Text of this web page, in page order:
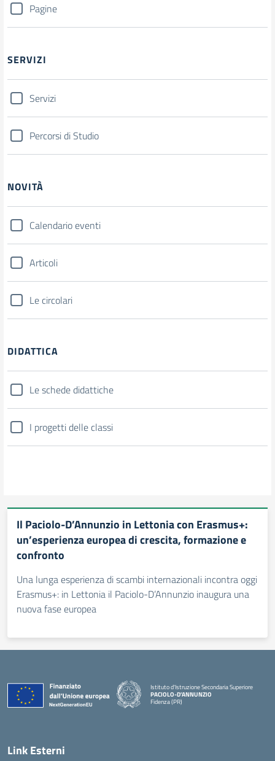
Pagine
SERVIZI
Servizi
Percorsi di Studio
NOVITÀ
Calendario eventi
Articoli
Le circolari
DIDATTICA
Le schede didattiche
I progetti delle classi
Il Paciolo-D’Annunzio in Lettonia con Erasmus+:
un’esperienza europea di crescita, formazione e
confronto
Una lunga esperienza di scambi internazionali incontra oggi
Erasmus+: in Lettonia il Paciolo-D’Annunzio inaugura una
nuova fase europea
Istituto d'Istruzione Secondaria Superiore
PACIOLO-D'ANNUNZIO
Fidenza (PR)
Link Esterni